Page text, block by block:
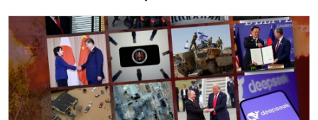
Xã hội chuyển động
Bước chân đến trường